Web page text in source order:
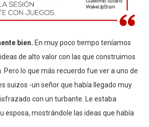
bien. En muy poco tiempo teníamos
de alto valor con las que construimos
. Pero lo que más recuerdo fue ver a uno de
suizos -un señor que había llegado muy
con un turbante. Le estaba
esposa, mostrándole las ideas que había